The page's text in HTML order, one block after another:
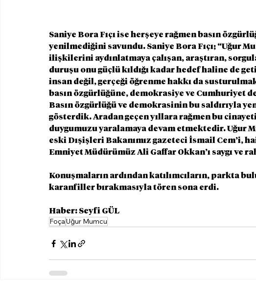
Saniye Bora Fıçı ise herşeye rağmen basın
yenilmediğini savundu. Saniye Bora Fıçı; “Uğur
ilişkilerini aydınlatmaya çalışan, araştıran,
duruşu onu güçlü kıldığı kadar hedef haline de
insan değil, gerçeği öğrenme hakkı da
basın özgürlüğüne, demokrasiye ve Cumhuriyet
Basın özgürlüğü ve demokrasinin bu saldırıyla
gösterdik. Aradan geçen yıllara rağmen bu
duygumuzu yaralamaya devam etmektedir. Uğur
eski Dışişleri Bakanımız gazeteci İsmail Cem’i,
Emniyet Müdürümüz Ali Gaffar Okkan’ı saygı ve
Konuşmaların ardından katılımcıların, parkta
karanfiller bırakmasıyla tören sona erdi.
Haber: Seyfi GÜL
FoçaUğur Mumcu